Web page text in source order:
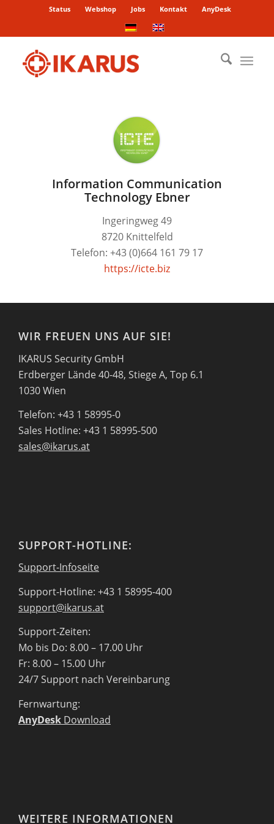
Status Webshop Jobs Kontakt AnyDesk
Information Communication
Technology Ebner
Ingeringweg 49
8720 Knittelfeld
Telefon: +43 (0)664 161 79 17
https://icte.biz
WIR FREUEN UNS AUF SIE!
IKARUS Security GmbH
Erdberger Lände 40-48, Stiege A, Top 6.1
1030 Wien
Telefon: +43 1 58995-0
Sales Hotline: +43 1 58995-500
sales@ikarus.at
SUPPORT-HOTLINE:
Support-Infoseite
Support-Hotline: +43 1 58995-400
support@ikarus.at
Support-Zeiten:
Mo bis Do: 8.00 – 17.00 Uhr
Fr: 8.00 – 15.00 Uhr
24/7 Support nach Vereinbarung
Fernwartung:
AnyDesk Download
WEITERE INFORMATIONEN